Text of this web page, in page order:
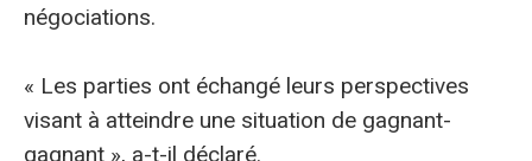
négociations.
« Les parties ont échangé leurs perspectives
visant à atteindre une situation de gagnant-
gagnant », a-t-il déclaré.